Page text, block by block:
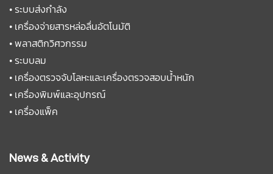
•ระบบส่งกำลัง
• เครื่องจ่ายสารหล่อลื่นอัตโนมัติ
•พลาสติกวิศวกรรม
•ระบบลม
• เครื่องตรวจจับโลหะและเครื่องตรวจสอบน้ำหนัก
• เครื่องพิมพ์และอุปกรณ์
• เครื่องแพ็ค
News & Activity